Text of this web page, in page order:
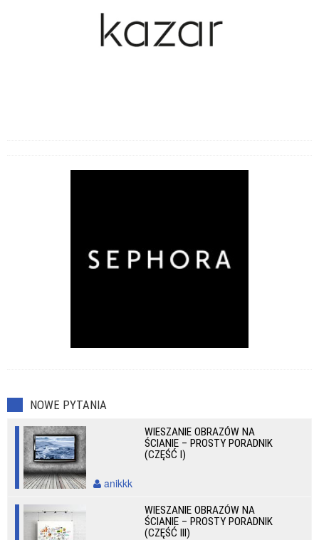
NOWE PYTANIA
WIESZANIE OBRAZÓW NA
ŚCIANIE – PROSTY PORADNIK
(CZĘŚĆ I)
anikkk
WIESZANIE OBRAZÓW NA
ŚCIANIE – PROSTY PORADNIK
(CZĘŚĆ III)